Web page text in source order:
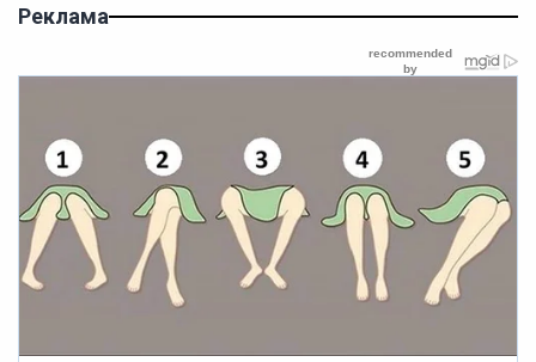
Реклама